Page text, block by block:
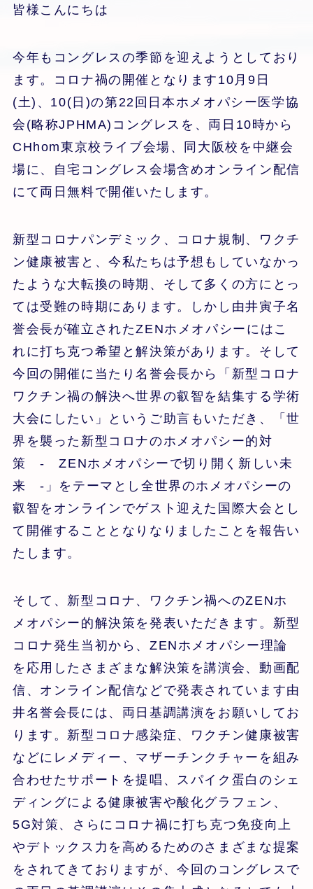
皆様こんにちは
今年もコングレスの季節を迎えようとしており
ます。コロナ禍の開催となります10月9日
(土)、10(日)の第22回日本ホメオパシー医学協
会(略称JPHMA)コングレスを、両日10時から
CHhom東京校ライブ会場、同大阪校を中継会
場に、自宅コングレス会場含めオンライン配信
にて両日無料で開催いたします。
新型コロナパンデミック、コロナ規制、ワクチ
ン健康被害と、今私たちは予想もしていなかっ
たような大転換の時期、そして多くの方にとっ
ては受難の時期にあります。しかし由井寅子名
誉会長が確立されたZENホメオパシーにはこ
れに打ち克つ希望と解決策があります。そして
今回の開催に当たり名誉会長から「新型コロナ
ワクチン禍の解決へ世界の叡智を結集する学術
大会にしたい」というご助言もいただき、「世
界を襲った新型コロナのホメオパシー的対
策 - ZENホメオパシーで切り開く新しい未
来 -」をテーマとし全世界のホメオパシーの
叡智をオンラインでゲスト迎えた国際大会とし
て開催することとなりなりましたことを報告い
たします。
そして、新型コロナ、ワクチン禍へのZENホ
メオパシー的解決策を発表いただきます。新型
コロナ発生当初から、ZENホメオパシー理論
を応用したさまざまな解決策を講演会、動画配
信、オンライン配信などで発表されています由
井名誉会長には、両日基調講演をお願いしてお
ります。新型コロナ感染症、ワクチン健康被害
などにレメディー、マザーチンクチャーを組み
合わせたサポートを提唱、スパイク蛋白のシェ
ディングによる健康被害や酸化グラフェン、
5G対策、さらにコロナ禍に打ち克つ免疫向上
やデトックス力を高めるためのさまざまな提案
をされてきておりますが、今回のコングレスで